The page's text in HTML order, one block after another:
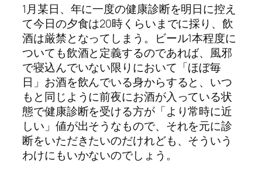
1月某日、年に一度の健康診断を明日に控え
て今日の夕食は20時くらいまでに採り、飲
酒は厳禁となってしまう。ビール1本程度に
ついても飲酒と定義するのであれば、風邪
で寝込んでいない限りにおいて「ほぼ毎
日」お酒を飲んでいる身からすると、いつ
もと同じように前夜にお酒が入っている状
態で健康診断を受ける方が「より常時に近
しい」値が出そうなもので、それを元に診
断をいただきたいのだけれども、そういう
わけにもいかないのでしょう。